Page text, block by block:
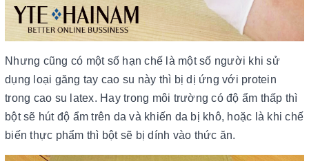
Nhưng cũng có một số hạn chế là một số người khi sử
dụng loại găng tay cao su này thì bị dị ứng với protein
trong cao su latex. Hay trong môi trường có độ ẩm thấp thì
bột sẽ hút độ ẩm trên da và khiến da bị khô, hoặc là khi chế
biến thực phẩm thì bột sẽ bị dính vào thức ăn.